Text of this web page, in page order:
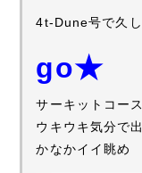
4t-Dune号で久
go★
サーキットコー
ウキウキ気分で
かなかイイ眺め